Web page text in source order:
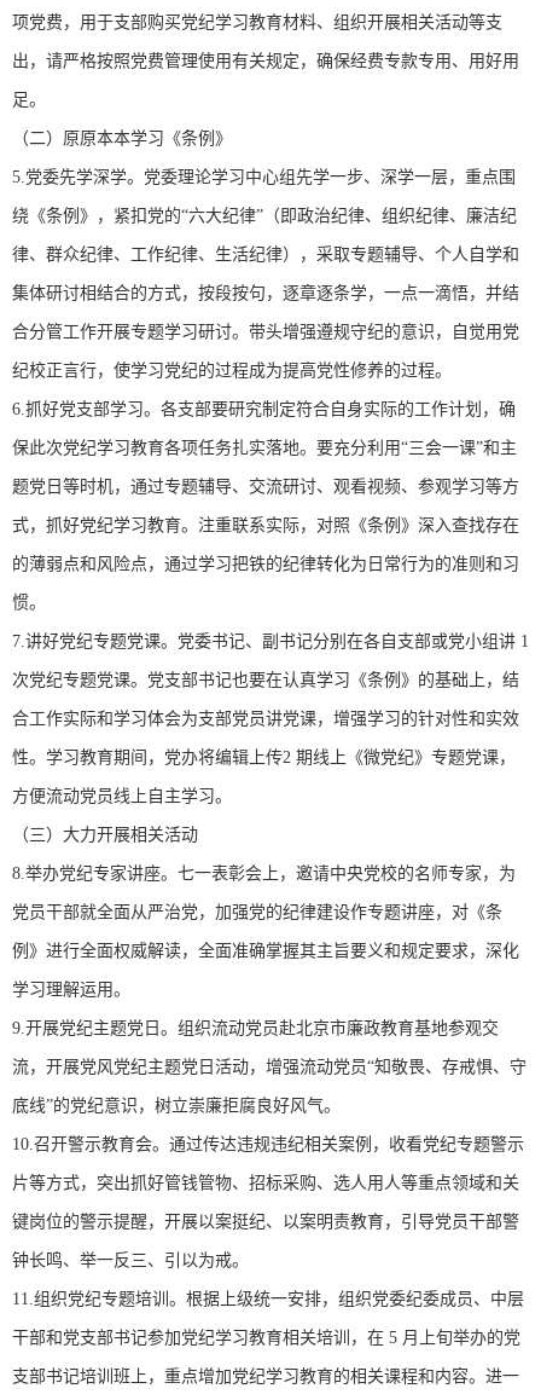
项党费，用于支部购买党纪学习教育材料、组织开展相关活动等支
出，请严格按照党费管理使用有关规定，确保经费专款专用、用好用
足。
（二）原原本本学习《条例》
5.党委先学深学。党委理论学习中心组先学一步、深学一层，重点围
绕《条例》，紧扣党的“六大纪律”（即政治纪律、组织纪律、廉洁纪
律、群众纪律、工作纪律、生活纪律），采取专题辅导、个人自学和
集体研讨相结合的方式，按段按句，逐章逐条学，一点一滴悟，并结
合分管工作开展专题学习研讨。带头增强遵规守纪的意识，自觉用党
纪校正言行，使学习党纪的过程成为提高党性修养的过程。
6.抓好党支部学习。各支部要研究制定符合自身实际的工作计划，确
保此次党纪学习教育各项任务扎实落地。要充分利用“三会一课”和主
题党日等时机，通过专题辅导、交流研讨、观看视频、参观学习等方
式，抓好党纪学习教育。注重联系实际，对照《条例》深入查找存在
的薄弱点和风险点，通过学习把铁的纪律转化为日常行为的准则和习
惯。
7.讲好党纪专题党课。党委书记、副书记分别在各自支部或党小组讲 1
次党纪专题党课。党支部书记也要在认真学习《条例》的基础上，结
合工作实际和学习体会为支部党员讲党课，增强学习的针对性和实效
性。学习教育期间，党办将编辑上传2 期线上《微党纪》专题党课，
方便流动党员线上自主学习。
（三）大力开展相关活动
8.举办党纪专家讲座。七一表彰会上，邀请中央党校的名师专家，为
党员干部就全面从严治党，加强党的纪律建设作专题讲座，对《条
例》进行全面权威解读，全面准确掌握其主旨要义和规定要求，深化
学习理解运用。
9.开展党纪主题党日。组织流动党员赴北京市廉政教育基地参观交
流，开展党风党纪主题党日活动，增强流动党员“知敬畏、存戒惧、守
底线”的党纪意识，树立崇廉拒腐良好风气。
10.召开警示教育会。通过传达违规违纪相关案例，收看党纪专题警示
片等方式，突出抓好管钱管物、招标采购、选人用人等重点领域和关
键岗位的警示提醒，开展以案挺纪、以案明责教育，引导党员干部警
钟长鸣、举一反三、引以为戒。
11.组织党纪专题培训。根据上级统一安排，组织党委纪委成员、中层
干部和党支部书记参加党纪学习教育相关培训，在 5 月上旬举办的党
支部书记培训班上，重点增加党纪学习教育的相关课程和内容。进一